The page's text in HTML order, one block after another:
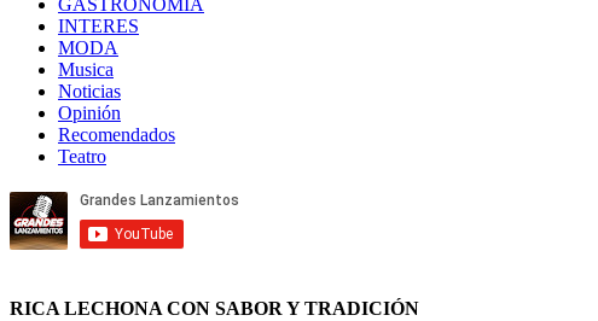
GASTRONOMIA
INTERES
MODA
Musica
Noticias
Opinión
Recomendados
Teatro
RICA LECHONA CON SABOR Y TRADICIÓN